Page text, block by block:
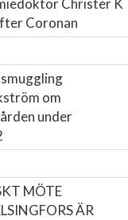
Christer K
Coronan
om
under
MÖTE
ÄR